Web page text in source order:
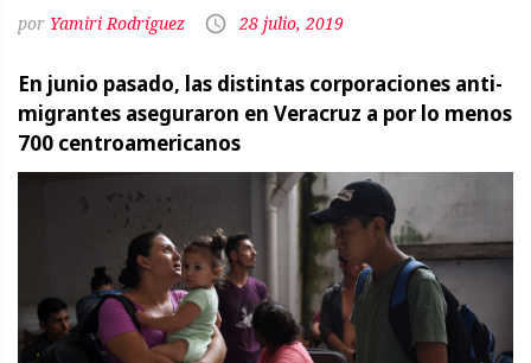
Yamiri Rodríguez 28 julio, 2019
En junio pasado, las distintas corporaciones anti-
migrantes aseguraron en Veracruz a por lo menos
700 centroamericanos